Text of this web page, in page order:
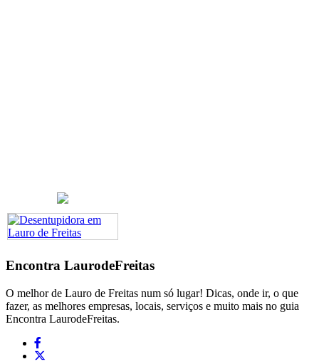
Encontra LaurodeFreitas
O melhor de Lauro de Freitas num só lugar! Dicas, onde ir, o que
fazer, as melhores empresas, locais, serviços e muito mais no guia
Encontra LaurodeFreitas.